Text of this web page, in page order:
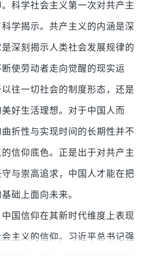
科学社会主义第一次对共产主
学揭示。共产主义的内涵是深
深刻揭示人类社会发展规律的
使劳动者走向觉醒的现实运
往一切社会的制度形态，还是
好生活理想。对于中国人而
折性与实现时间的长期性并不
信仰底色。正是出于对共产主
与崇高追求，中国人才能在把
础上面向未来。
信仰在其新时代维度上表现
主义的信仰。习近平总书记强